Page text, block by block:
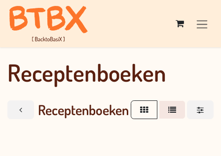
Overslaan naar inhoud
Receptenboeken
Receptenboeken